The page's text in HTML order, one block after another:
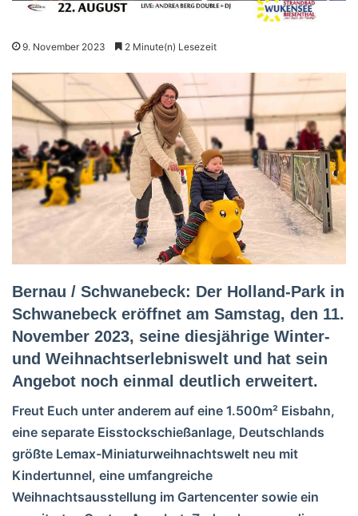
9. November 2023 2 Minute(n) Lesezeit
Bernau / Schwanebeck: Der Holland-Park in
Schwanebeck eröffnet am Samstag, den 11.
November 2023, seine diesjährige Winter-
und Weihnachtserlebniswelt und hat sein
Angebot noch einmal deutlich erweitert.
Freut Euch unter anderem auf eine 1.500m² Eisbahn,
eine separate Eisstockschießanlage, Deutschlands
größte Lemax-Miniaturweihnachtswelt neu mit
Kindertunnel, eine umfangreiche
Weihnachtsausstellung im Gartencenter sowie ein